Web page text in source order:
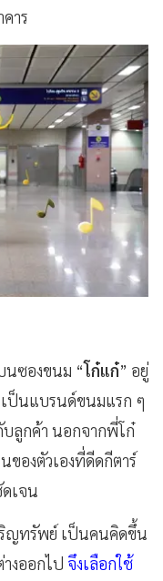
าร
นซองขนม “โก๋แก๋” อยู่
ป็นแบรนด์ขนมแรก ๆ
บลูกค้า นอกจากพี่โก๋
องตัวเองที่ดีดกีตาร์
เจน
ริญทรัพย์ เป็นคนคิดขึ้น
งออกไป จึงเลือกใช้